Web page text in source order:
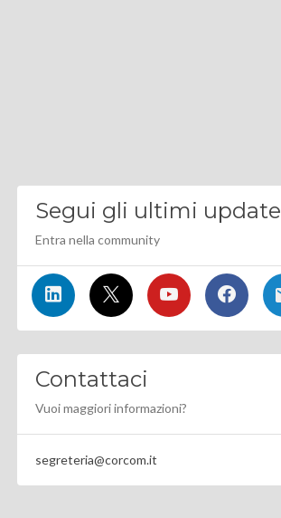
Segui gli ultimi update
Entra nella community
Contattaci
Vuoi maggiori informazioni?
segreteria@corcom.it